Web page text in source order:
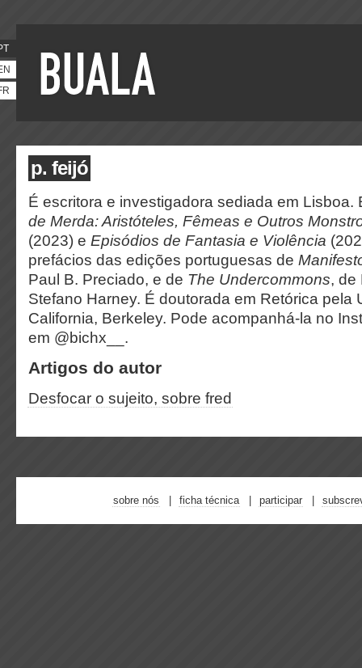
p. feijó
É escritora e investigadora sediada em Lisboa.
de Merda: Aristóteles, Fêmeas e Outros
(2023) e Episódios de Fantasia e Violência
prefácios das edições portuguesas de
Paul B. Preciado, e de The Undercommons, de
Stefano Harney. É doutorada em Retórica pela
California, Berkeley. Pode acompanhá-la no
em @bichx__.
Artigos do autor
Desfocar o sujeito, sobre fred
sobre nós ficha técnica participar